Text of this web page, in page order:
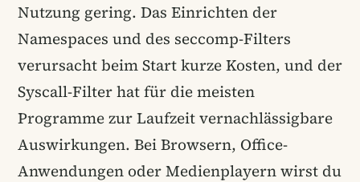
Nutzung gering. Das Einrichten der
Namespaces und des seccomp-Filters
verursacht beim Start kurze Kosten, und der
Syscall-Filter hat für die meisten
Programme zur Laufzeit vernachlässigbare
Auswirkungen. Bei Browsern, Office-
Anwendungen oder Medienplayern wirst du